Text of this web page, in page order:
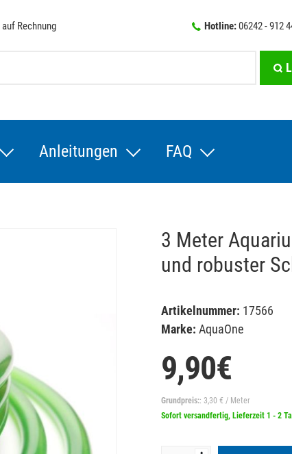
auf Rechnung Hotline:06242 - 912
Anleitungen FAQ
3 Meter
und robuster
Artikelnummer: 17566
Marke: AquaOne
9,90€
Grundpreis:: 3,30 € / Meter
Sofort versandfertig, Lieferzeit 1 - 2